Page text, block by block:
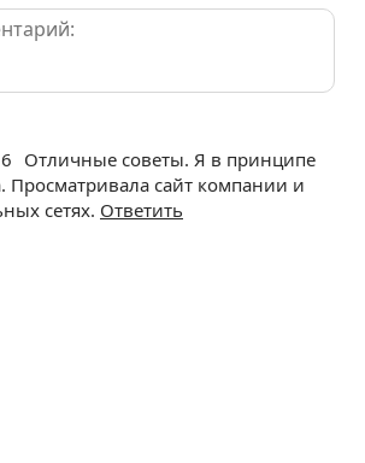
Отличные советы. Я в принципе
Просматривала сайт компании и
сетях. Ответить